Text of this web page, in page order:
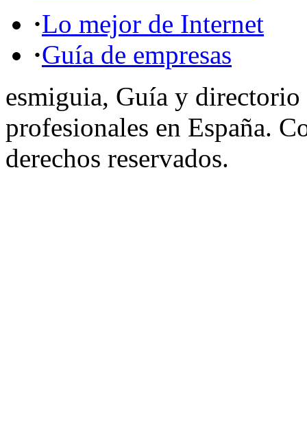
·Lo mejor de Internet
·Guía de empresas
esmiguia, Guía y directorio
profesionales en España.
derechos reservados.